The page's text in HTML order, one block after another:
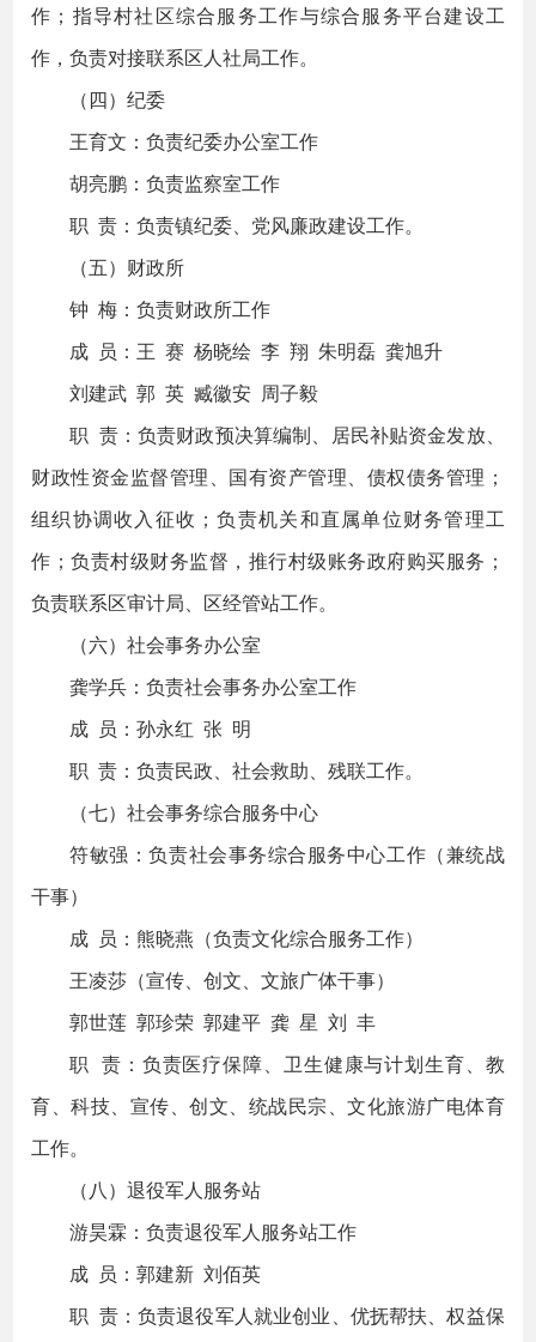
作；指导村社区综合服务工作与综合服务平台建设工
作，负责对接联系区人社局工作。
（四）纪委
王育文：负责纪委办公室工作
胡亮鹏：负责监察室工作
职 责：负责镇纪委、党风廉政建设工作。
（五）财政所
钟 梅：负责财政所工作
成 员：王 赛 杨晓绘 李 翔 朱明磊 龚旭升
刘建武 郭 英 臧徽安 周子毅
职 责：负责财政预决算编制、居民补贴资金发放、
财政性资金监督管理、国有资产管理、债权债务管理；
组织协调收入征收；负责机关和直属单位财务管理工
作；负责村级财务监督，推行村级账务政府购买服务；
负责联系区审计局、区经管站工作。
（六）社会事务办公室
龚学兵：负责社会事务办公室工作
成 员：孙永红 张 明
职 责：负责民政、社会救助、残联工作。
（七）社会事务综合服务中心
符敏强：负责社会事务综合服务中心工作（兼统战
干事）
成 员：熊晓燕（负责文化综合服务工作）
王凌莎（宣传、创文、文旅广体干事）
郭世莲 郭珍荣 郭建平 龚 星 刘 丰
职 责：负责医疗保障、卫生健康与计划生育、教
育、科技、宣传、创文、统战民宗、文化旅游广电体育
工作。
（八）退役军人服务站
游昊霖：负责退役军人服务站工作
成 员：郭建新 刘佰英
职 责：负责退役军人就业创业、优抚帮扶、权益保